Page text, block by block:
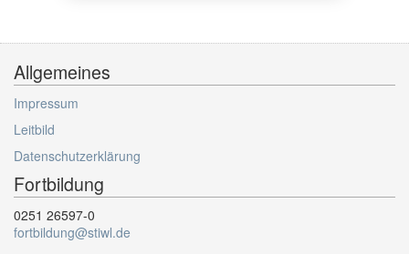
Allgemeines
Impressum
Leitbild
Datenschutzerklärung
Fortbildung
0251 26597-0
fortbildung@stiwl.de